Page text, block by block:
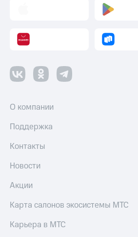
О компании
Поддержка
Контакты
Новости
Акции
Карта салонов экосистемы МТС
Карьера в МТС